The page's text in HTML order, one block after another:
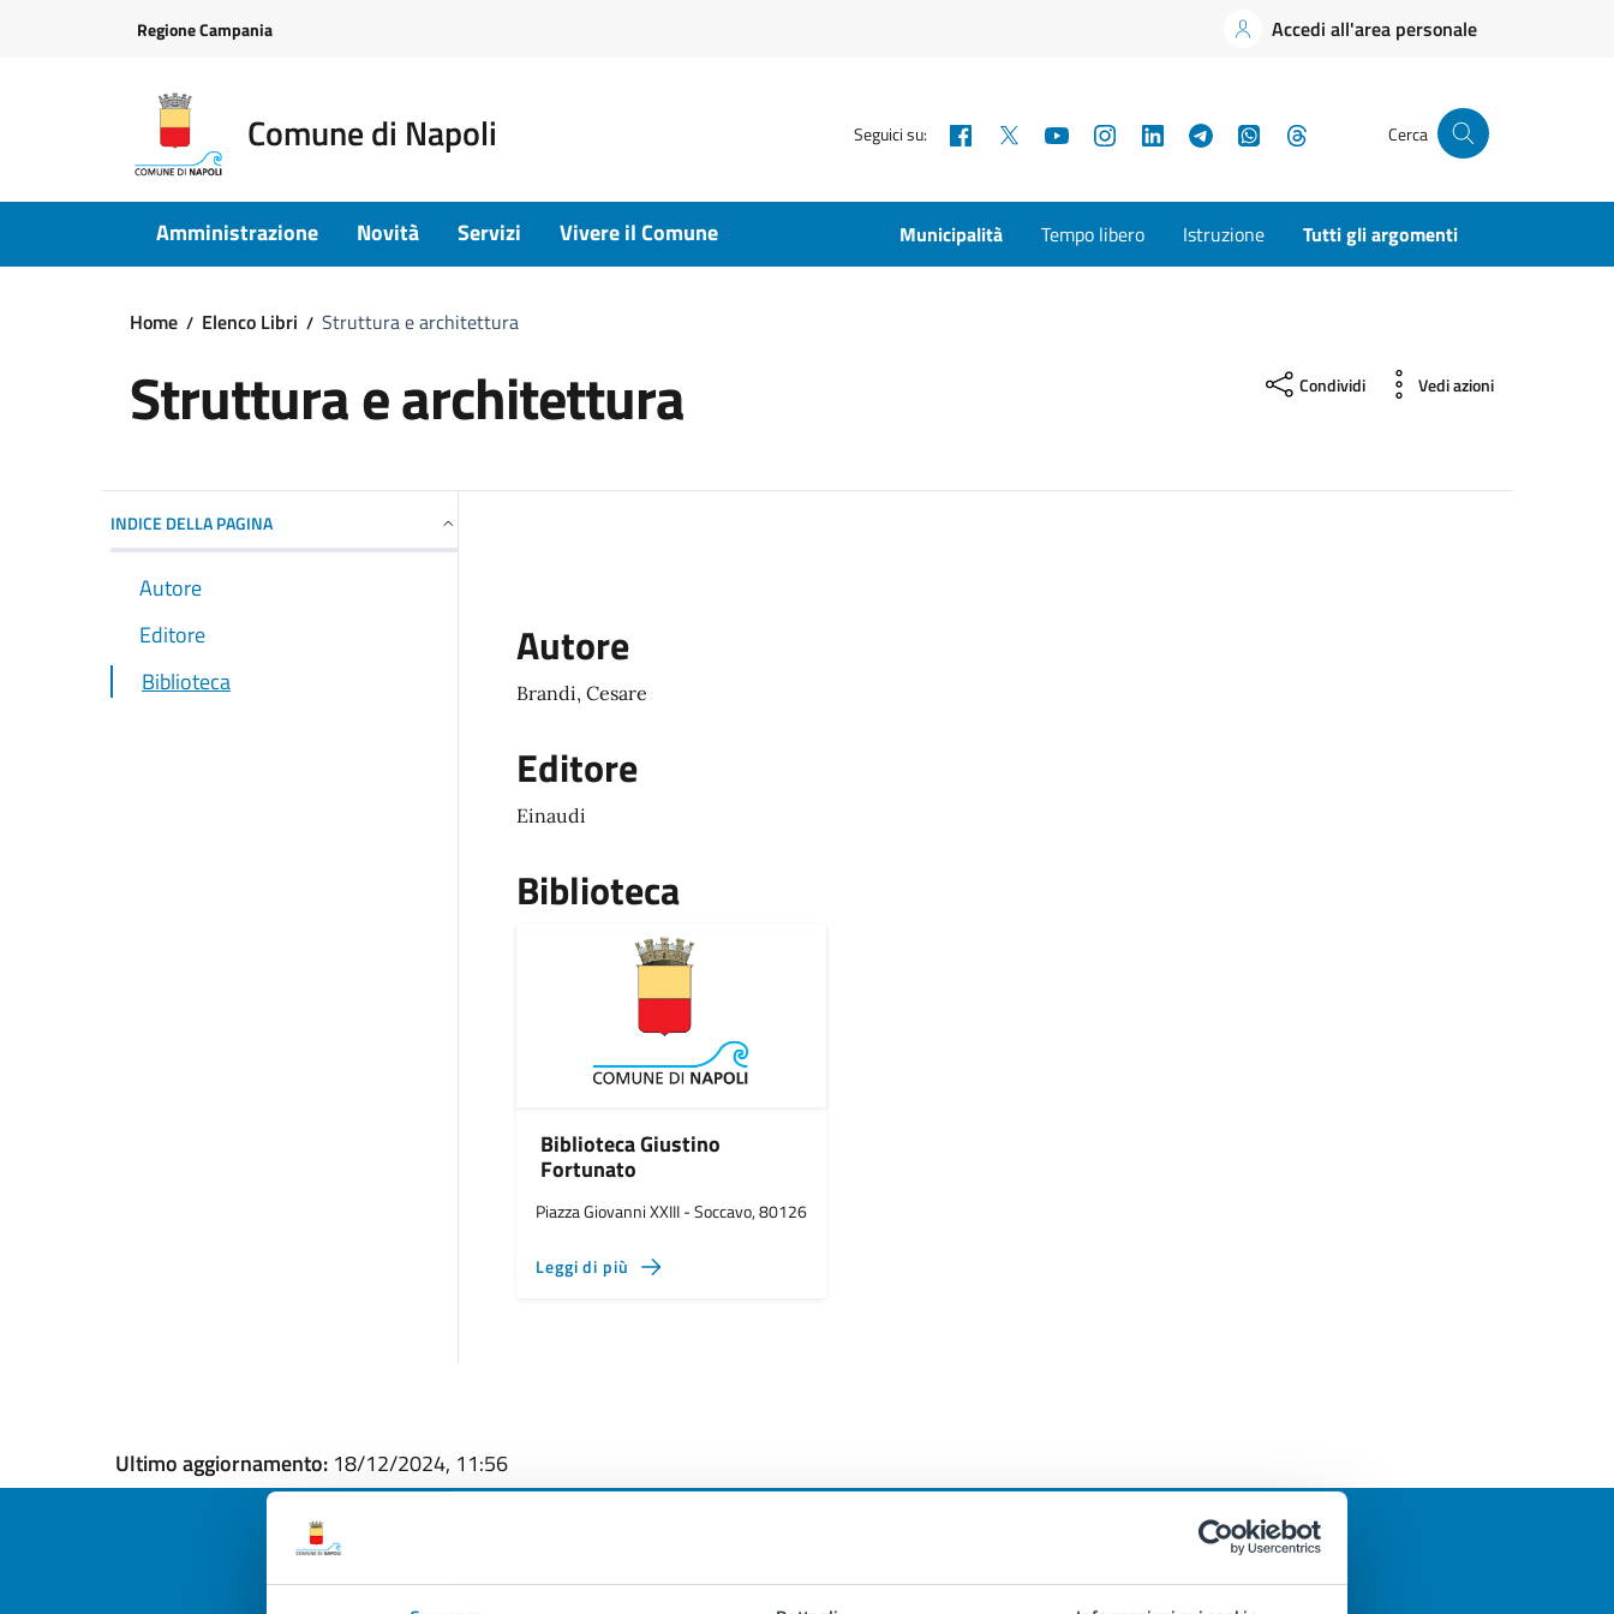
Regione Campania Accedi all'area personale
Comune di Napoli Seguici su: Facebook YouTubeInstagramLinkedInTelegramWhatsApp Cerca
Amministrazione Novità Servizi Vivere il Comune Municipalità Tempo libero Istruzione Tutti gli argomenti
Home Elenco Libri Struttura e architettura
Struttura e architettura Condividi Vedi azioni
INDICE DELLA PAGINA
Autore
Editore
Biblioteca
Autore
Brandi, Cesare
Editore
Einaudi
Biblioteca
Biblioteca Giustino
Fortunato
Piazza Giovanni XXIII - Soccavo, 80126
Leggi di più
Ultimo aggiornamento: 18/12/2024, 11:56